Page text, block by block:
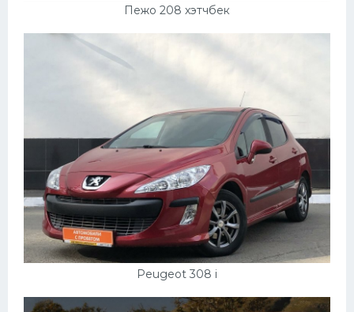
Пежо 208 хэтчбек
Peugeot 308 i